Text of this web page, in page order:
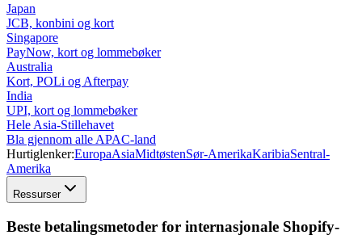
Japan
JCB, konbini og kort
Singapore
PayNow, kort og lommebøker
Australia
Kort, POLi og Afterpay
India
UPI, kort og lommebøker
Hele Asia-Stillehavet
Bla gjennom alle APAC-land
Hurtiglenker:EuropaAsiaMidtøstenSør-AmerikaKaribiaSentral-
Amerika
Ressurser
Beste betalingsmetoder for internasjonale Shopify-